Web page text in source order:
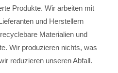
Produkte. Wir arbeiten mit
und Herstellern
Materialien und
Wir produzieren nichts, was
reduzieren unseren Abfall.